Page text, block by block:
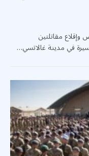
الرومانية عن إجلاء 200 شخص وإقلاع مقاتلتين
في مدينة غالاتسي…